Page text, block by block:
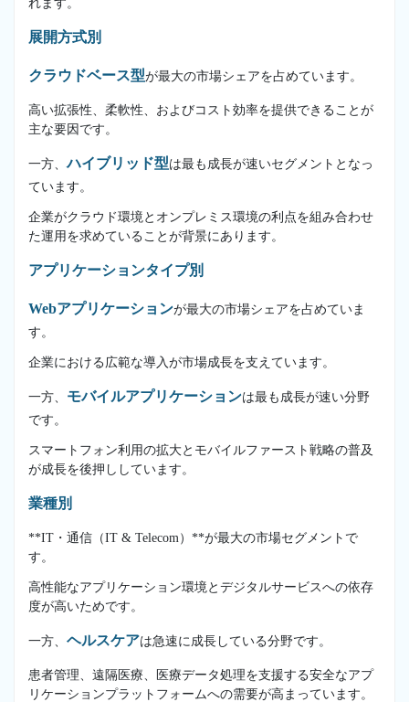
れます。
展開方式別
クラウドベース型が最大の市場シェアを占めています。
高い拡張性、柔軟性、およびコスト効率を提供できることが
主な要因です。
一方、ハイブリッド型は最も成長が速いセグメントとなっ
ています。
企業がクラウド環境とオンプレミス環境の利点を組み合わせ
た運用を求めていることが背景にあります。
アプリケーションタイプ別
Webアプリケーションが最大の市場シェアを占めていま
す。
企業における広範な導入が市場成長を支えています。
一方、 モバイルアプリケーションは最も成長が速い分野
です。
スマートフォン利用の拡大とモバイルファースト戦略の普及
が成長を後押ししています。
業種別
**IT・通信（IT & Telecom）**が最大の市場セグメントで
す。
高性能なアプリケーション環境とデジタルサービスへの依存
度が高いためです。
一方、 ヘルスケアは急速に成長している分野です。
患者管理、遠隔医療、医療データ処理を支援する安全なアプ
リケーションプラットフォームへの需要が高まっています。